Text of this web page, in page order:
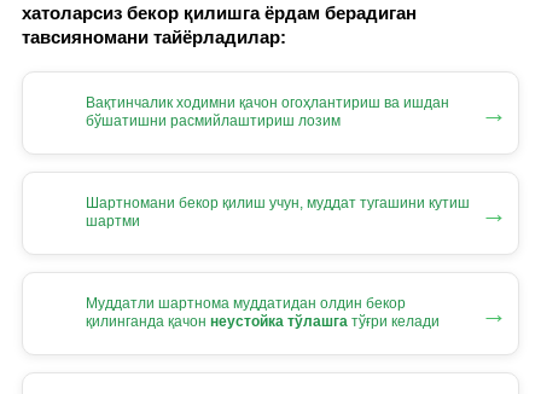
хатоларсиз бекор қилишга ёрдам берадиган
тавсияномани тайёрладилар:
Вақтинчалик ходимни қачон огоҳлантириш ва ишдан
бўшатишни расмийлаштириш лозим
→
Шартномани бекор қилиш учун, муддат тугашини кутиш
шартми
→
Муддатли шартнома муддатидан олдин бекор
қилинганда қачон неустойка тўлашга тўғри келади →